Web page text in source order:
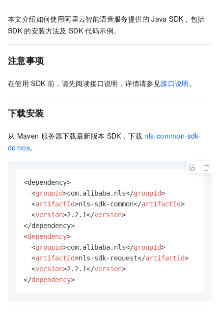
本文介绍如何使用阿里云智能语音服务提供的 Java SDK，包括
SDK 的安装方法及 SDK 代码示例。
注意事项
在使用 SDK 前，请先阅读接口说明，详情请参见接口说明。
下载安装
从 Maven 服务器下载最新版本 SDK，下载 nls-common-sdk-
demos。
<dependency>
<groupId>com.alibaba.nls</groupId>
<artifactId>nls-sdk-common</artifactId>
<version>2.2.1</version>
<dependency>
<groupId>com.alibaba.nls</groupId>
<artifactId>nls-sdk-request</artifactId>
<version>2.2.1</version>
</dependency>